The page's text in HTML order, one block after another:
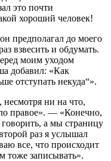
это почти
хороший человек!
предполагал до моего
взвесить и обдумать.
моим уходом
добавил: «Как
отступать некуда“».
несмотря ни на что,
правое». — «Конечно,
а мы страницу
раз я услышал
все, что происходит
тоже записывать».